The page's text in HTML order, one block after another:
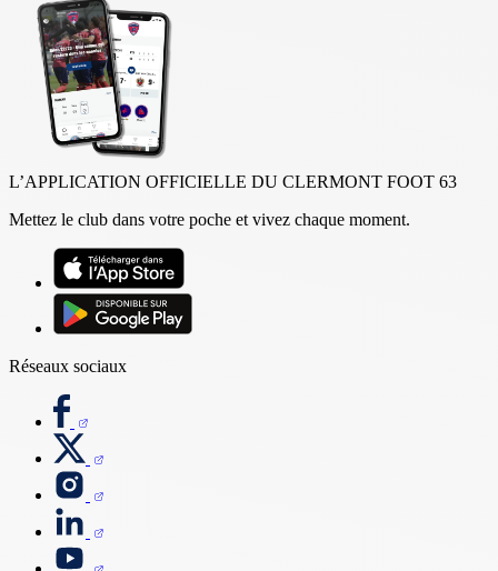
L’APPLICATION OFFICIELLE DU CLERMONT FOOT 63
Mettez le club dans votre poche et vivez chaque moment.
Réseaux sociaux